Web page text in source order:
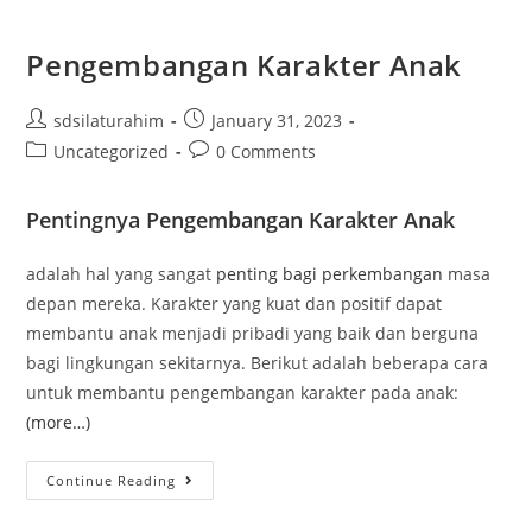
Pengembangan Karakter Anak
sdsilaturahim
January 31, 2023
Uncategorized
0 Comments
Pentingnya Pengembangan Karakter Anak
adalah hal yang sangat penting bagi perkembangan masa
depan mereka. Karakter yang kuat dan positif dapat
membantu anak menjadi pribadi yang baik dan berguna
bagi lingkungan sekitarnya. Berikut adalah beberapa cara
untuk membantu pengembangan karakter pada anak:
(more…)
Continue Reading